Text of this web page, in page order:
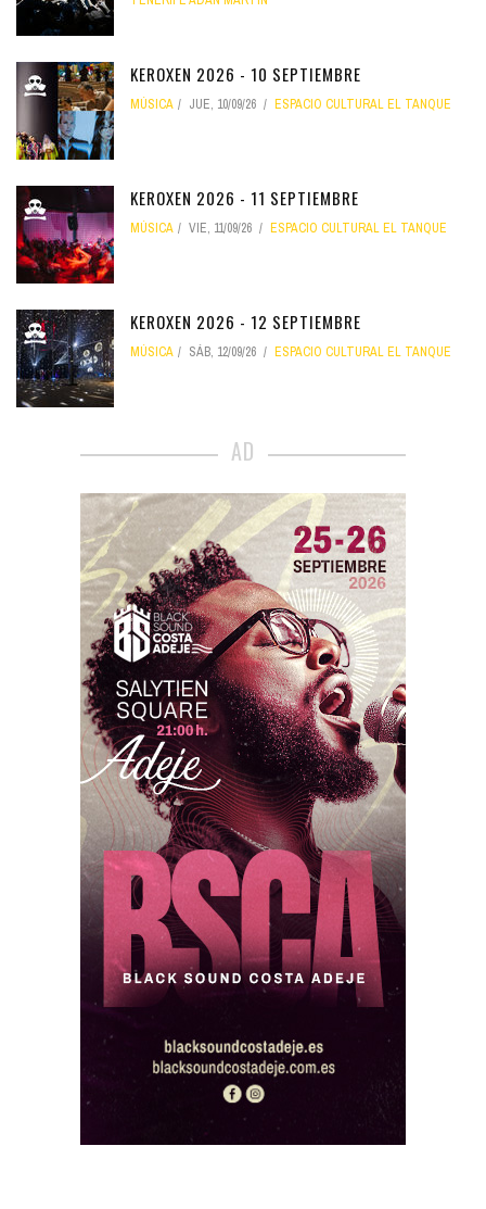
KEROXEN 2026 - 10 SEPTIEMBRE
MÚSICA JUE, 10/09/26 ESPACIO CULTURAL EL TANQUE
KEROXEN 2026 - 11 SEPTIEMBRE
MÚSICA VIE, 11/09/26 ESPACIO CULTURAL EL TANQUE
KEROXEN 2026 - 12 SEPTIEMBRE
MÚSICA SÁB, 12/09/26 ESPACIO CULTURAL EL TANQUE
AD